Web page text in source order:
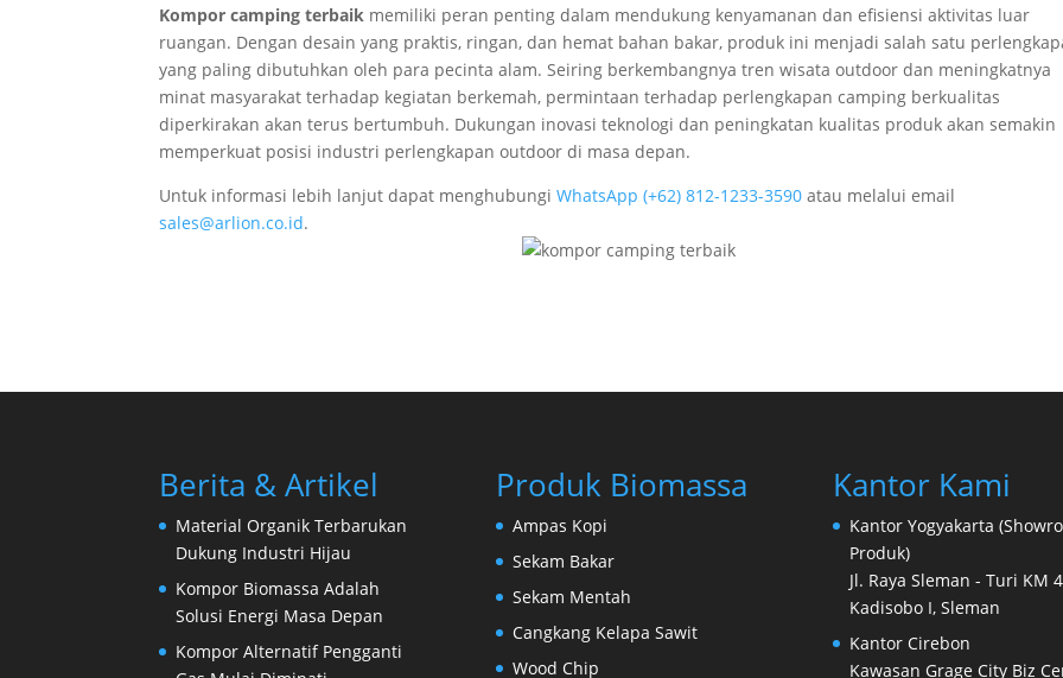
Kompor camping terbaik memiliki peran penting dalam mendukung kenyamanan dan efisiensi aktivitas luar
ruangan. Dengan desain yang praktis, ringan, dan hemat bahan bakar, produk ini menjadi salah satu
yang paling dibutuhkan oleh para pecinta alam. Seiring berkembangnya tren wisata outdoor dan meningkatnya
minat masyarakat terhadap kegiatan berkemah, permintaan terhadap perlengkapan camping berkualitas
diperkirakan akan terus bertumbuh. Dukungan inovasi teknologi dan peningkatan kualitas produk akan semakin
memperkuat posisi industri perlengkapan outdoor di masa depan.
Untuk informasi lebih lanjut dapat menghubungiWhatsApp (+62) 812-1233-3590 atau melalui email
sales@arlion.co.id.
Berita & Artikel
Material Organik Terbarukan
Dukung Industri Hijau
Kompor Biomassa Adalah
Solusi Energi Masa Depan
Kompor Alternatif Pengganti
Produk Biomassa
Ampas Kopi
Sekam Bakar
Sekam Mentah
Cangkang Kelapa Sawit
Wood Chip
Kantor Kami
Kantor Yogyakarta
Produk)
Jl. Raya Sleman - Turi KM
Kadisobo I, Sleman
Kantor Cirebon
Kawasan Grage City Biz